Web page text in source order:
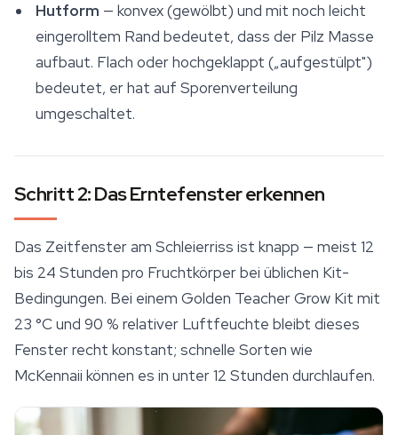
Hutform — konvex (gewölbt) und mit noch leicht
eingerolltem Rand bedeutet, dass der Pilz Masse
aufbaut. Flach oder hochgeklappt („aufgestülpt")
bedeutet, er hat auf Sporenverteilung
umgeschaltet.
Schritt 2: Das Erntefenster erkennen
Das Zeitfenster am Schleierriss ist knapp — meist 12
bis 24 Stunden pro Fruchtkörper bei üblichen Kit-
Bedingungen. Bei einem Golden TeacherGrow Kit mit
23 °C und 90 % relativer Luftfeuchte bleibt dieses
Fenster recht konstant; schnelle Sorten wie
McKennaii können es in unter 12 Stunden durchlaufen.